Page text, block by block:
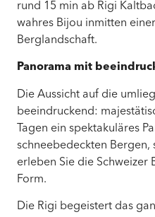
rund 15 min ab Rigi
wahres Bijou inmitten
Berglandschaft.
Panorama mit
Die Aussicht auf die
beeindruckend:
Tagen ein spektakuläres
schneebedeckten Bergen,
erleben Sie die Schweizer
Form.
Die Rigi begeistert das